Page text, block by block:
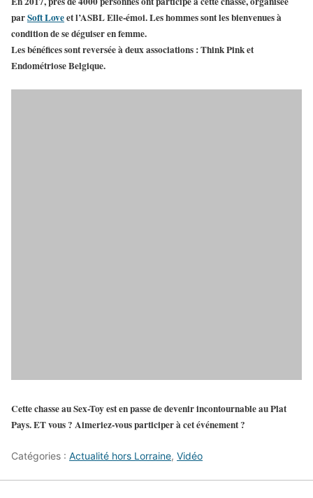
parSoft Loveet l’ASBL Elle-émoi. Les hommes sont les bienvenues à
condition de se déguiser en femme.
Les bénéfices sont reversée à deux associations : Think Pink et
Endométriose Belgique.
Cette chasse au Sex-Toy est en passe de devenir incontournable au Plat
Pays. ET vous ? Aimeriez-vous participer à cet événement ?
Catégories : Actualité hors Lorraine, Vidéo